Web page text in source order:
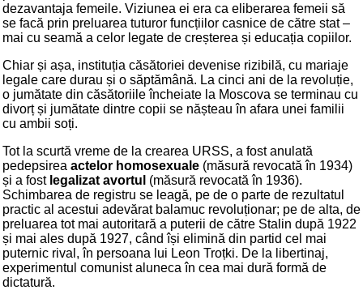
dezavantaja femeile. Viziunea ei era ca eliberarea femeii să
se facă prin preluarea tuturor funcțiilor casnice de către stat –
mai cu seamă a celor legate de creșterea și educația copiilor.
Chiar și așa, instituția căsătoriei devenise rizibilă, cu mariaje
legale care durau și o săptămână. La cinci ani de la revoluție,
o jumătate din căsătoriile încheiate la Moscova se terminau cu
divorț și jumătate dintre copii se nășteau în afara unei familii
cu ambii soți.
Tot la scurtă vreme de la crearea URSS, a fost anulată
pedepsirea actelor homosexuale (măsură revocată în 1934)
și a fost legalizat avortul (măsură revocată în 1936).
Schimbarea de registru se leagă, pe de o parte de rezultatul
practic al acestui adevărat balamuc revoluționar; pe de alta, de
preluarea tot mai autoritară a puterii de către Stalin după 1922
și mai ales după 1927, când își elimină din partid cel mai
puternic rival, în persoana lui Leon Troțki. De la libertinaj,
experimentul comunist aluneca în cea mai dură formă de
dictatură.